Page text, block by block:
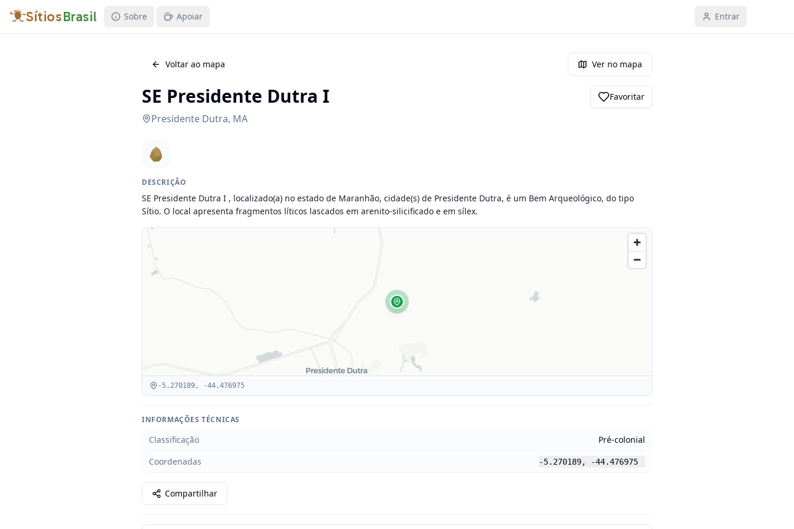
SítiosBrasil Sobre Apoiar Entrar
Voltar ao mapa Ver no mapa
SE Presidente Dutra I
Presidente Dutra, MA
Favoritar
DESCRIÇÃO
SE Presidente Dutra I , localizado(a) no estado de Maranhão, cidade(s) de Presidente Dutra, é um Bem Arqueológico, do tipo
Sítio. O local apresenta fragmentos líticos lascados em arenito-silicificado e em sílex.
-5.270189, -44.476975
INFORMAÇÕES TÉCNICAS
Classificação
Pré-colonial
Coordenadas
-5.270189, -44.476975
Compartilhar